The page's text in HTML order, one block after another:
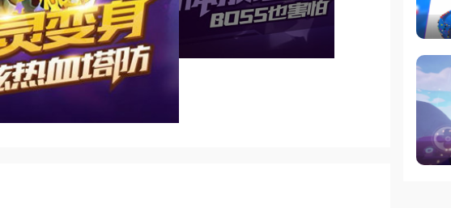
控制机甲的移动和攻击，使战斗更加灵活多变。
变身和合体技能，释放更强大的攻击力和防御力，以应对强